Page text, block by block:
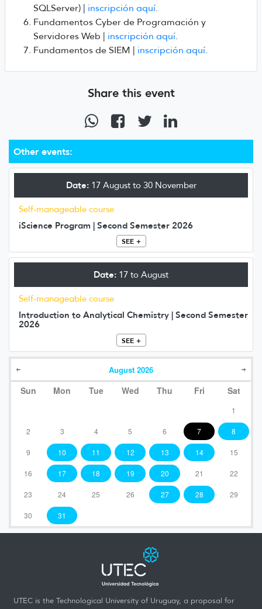
Other events:
Date:17 August to 30 November
Self-manageable course
iScience Program | Second Semester 2026
SEE +
Date: 17 to August
Self-manageable course
Introduction to Analytical Chemistry | Second Semester
2026
SEE +
August 2026
Sun Mon Tue Wed Thu Fri Sat
1
2 3 4 5 6 7 8
9 10 11 12 13 14 15
16 17 18 19 20 21 22
23 24 25 26 27 28 29
30 31
SQLServer) | inscripción aquí
Fundamentos Cyber de Programación y
Servidores Web | inscripción aquí
Fundamentos de SIEM | inscripción aquí
Share this event
UTEC is the Technological University of Uruguay, a proposal for